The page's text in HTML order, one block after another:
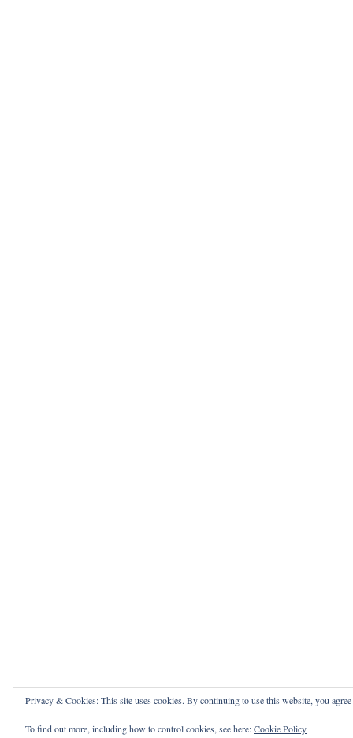
Privacy & Cookies: This site uses cookies. By continuing to use this website, you
To find out more, including how to control cookies, see here:Cookie Policy